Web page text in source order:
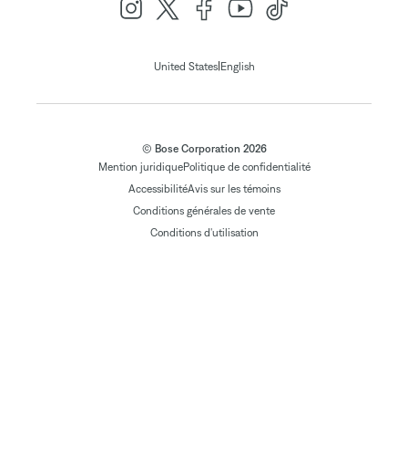
United States| English
© Bose Corporation 2026
Mention juridiquePolitique de confidentialité
AccessibilitéAvis sur les témoins
Conditions générales de vente
Conditions d'utilisation